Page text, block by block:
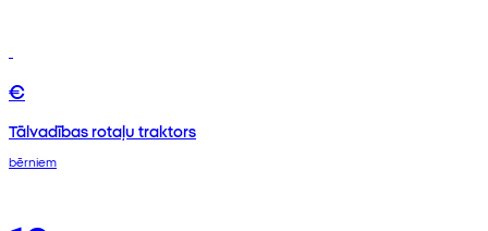
€
Tālvadības rotaļu traktors
bērniem